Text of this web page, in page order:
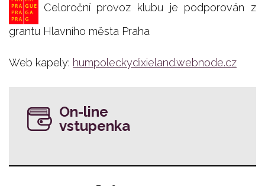
Celoroční provoz klubu je podporován z
grantu Hlavního města Praha
Web kapely: humpoleckydixieland.webnode.cz
On-line
vstupenka